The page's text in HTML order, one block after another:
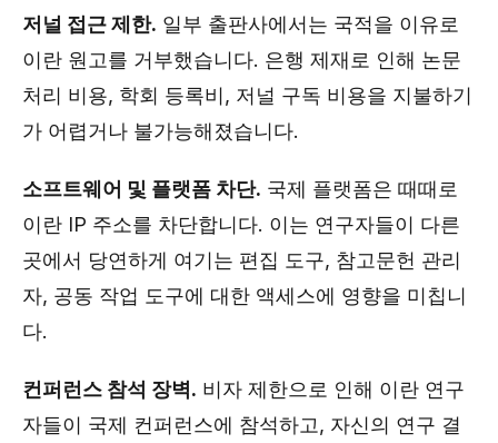
저널 접근 제한. 일부 출판사에서는 국적을 이유로
이란 원고를 거부했습니다. 은행 제재로 인해 논문
처리 비용, 학회 등록비, 저널 구독 비용을 지불하기
가 어렵거나 불가능해졌습니다.
소프트웨어 및 플랫폼 차단. 국제 플랫폼은 때때로
이란 IP 주소를 차단합니다. 이는 연구자들이 다른
곳에서 당연하게 여기는 편집 도구, 참고문헌 관리
자, 공동 작업 도구에 대한 액세스에 영향을 미칩니
다.
컨퍼런스 참석 장벽. 비자 제한으로 인해 이란 연구
자들이 국제 컨퍼런스에 참석하고, 자신의 연구 결